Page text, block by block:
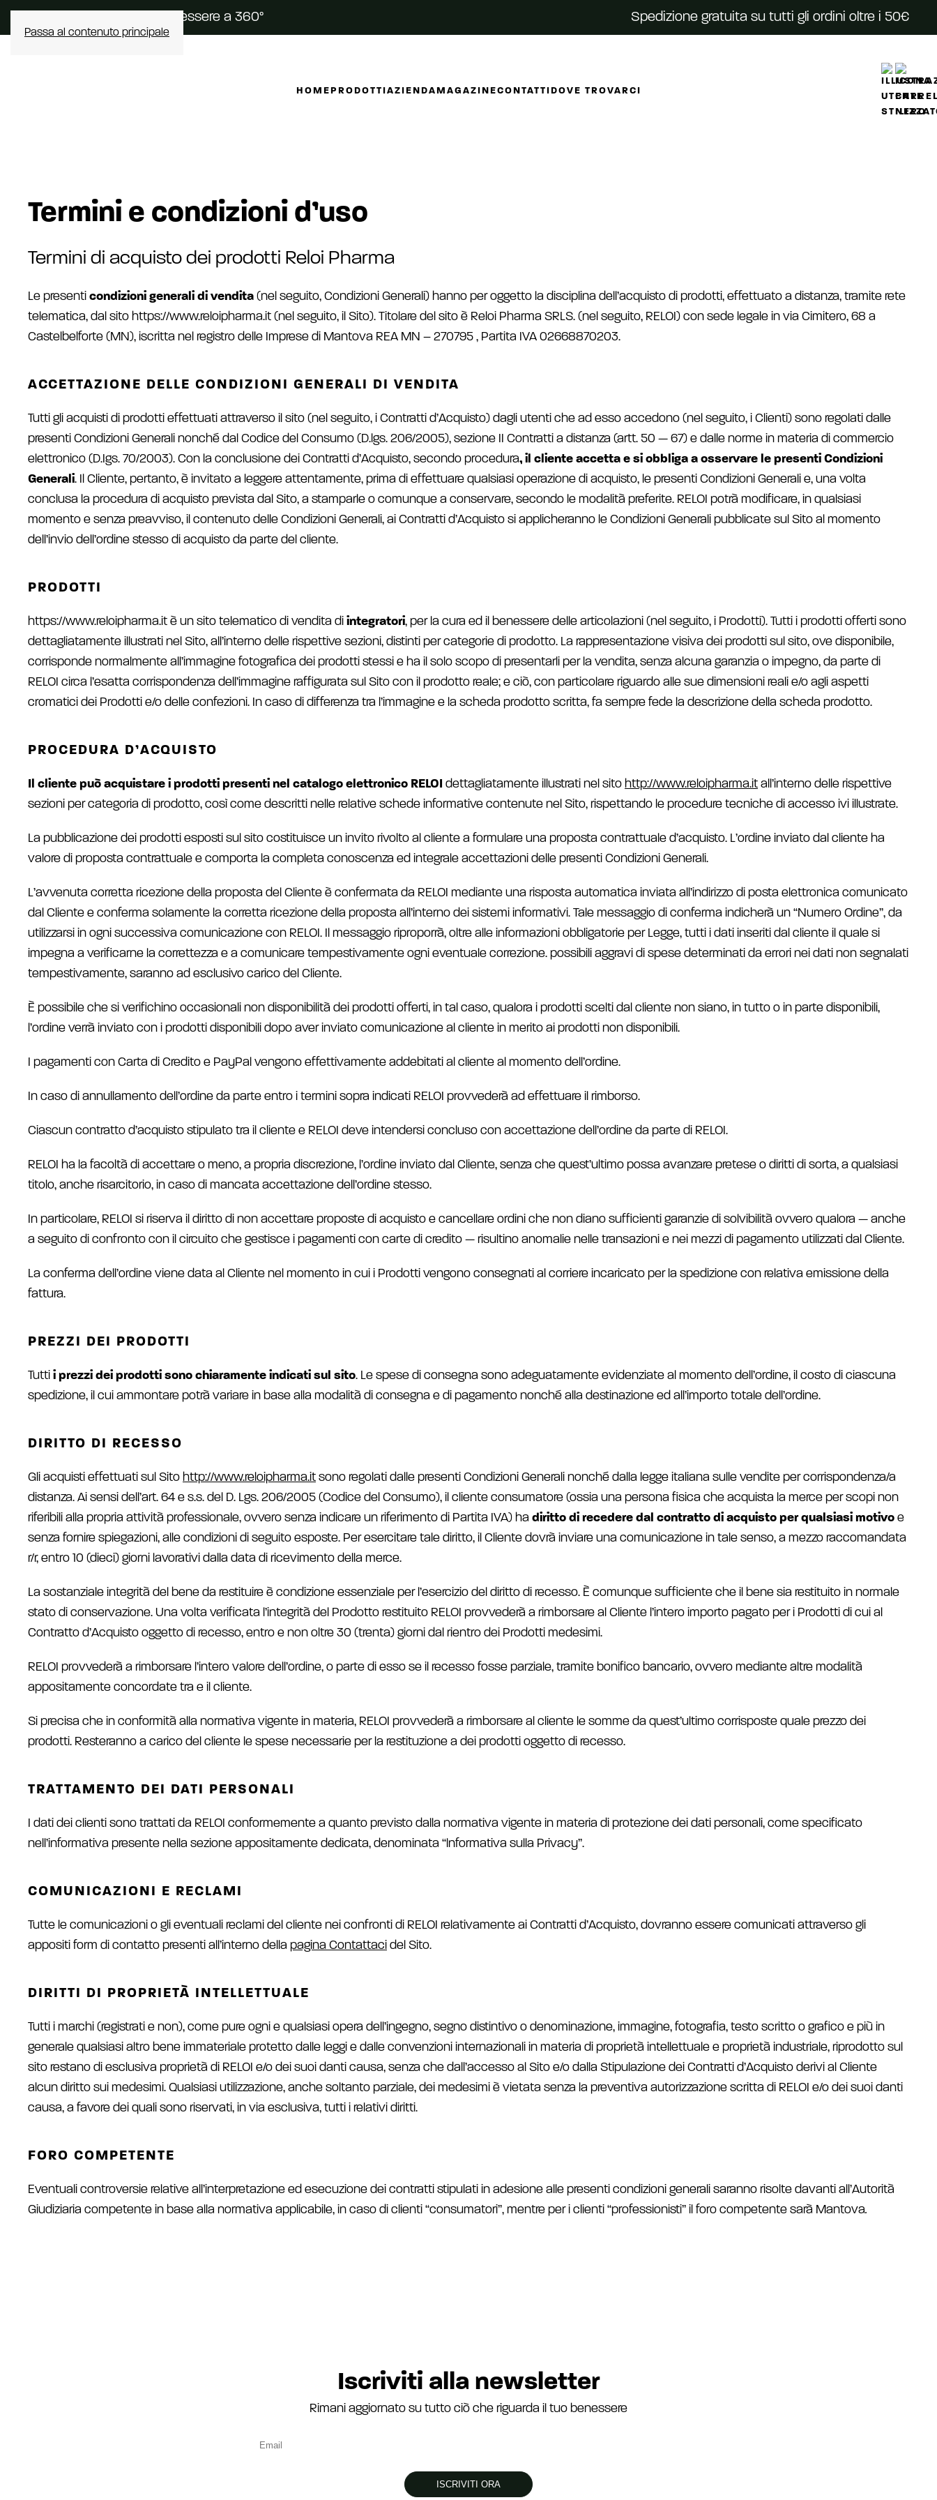
Passa al contenuto principale
Scopri il tuo rituale di benessere a 360° Spedizione gratuita su tutti gli ordini oltre i 50€
HOMEPRODOTTIAZIENDAMAGAZINECONTATTIDOVE TROVARCI
Termini e condizioni d’uso
Termini di acquisto dei prodotti Reloi Pharma
Le presenti condizioni generali di vendita (nel seguito, Condizioni Generali) hanno per oggetto la disciplina dell’acquisto di prodotti, effettuato a distanza, tramite rete
telematica, dal sito https://www.reloipharma.it (nel seguito, il Sito). Titolare del sito è Reloi Pharma SRLS. (nel seguito, RELOI) con sede legale in via Cimitero, 68 a
Castelbelforte (MN), iscritta nel registro delle Imprese di Mantova REA MN – 270795 , Partita IVA 02668870203.
ACCETTAZIONE DELLE CONDIZIONI GENERALI DI VENDITA
Tutti gli acquisti di prodotti effettuati attraverso il sito (nel seguito, i Contratti d’Acquisto) dagli utenti che ad esso accedono (nel seguito, i Clienti) sono regolati dalle
presenti Condizioni Generali nonché dal Codice del Consumo (D.lgs. 206/2005), sezione II Contratti a distanza (artt. 50 — 67) e dalle norme in materia di commercio
elettronico (D.Igs. 70/2003). Con la conclusione dei Contratti d’Acquisto, secondo procedura, il cliente accetta e si obbliga a osservare le presenti Condizioni
Generali. Il Cliente, pertanto, è invitato a leggere attentamente, prima di effettuare qualsiasi operazione di acquisto, le presenti Condizioni Generali e, una volta
conclusa la procedura di acquisto prevista dal Sito, a stamparle o comunque a conservare, secondo le modalità preferite. RELOI potrà modificare, in qualsiasi
momento e senza preavviso, il contenuto delle Condizioni Generali, ai Contratti d’Acquisto si applicheranno le Condizioni Generali pubblicate sul Sito al momento
dell’invio dell’ordine stesso di acquisto da parte del cliente.
PRODOTTI
https://www.reloipharma.it è un sito telematico di vendita di integratori, per la cura ed il benessere delle articolazioni (nel seguito, i Prodotti). Tutti i prodotti offerti sono
dettagliatamente illustrati nel Sito, all’interno delle rispettive sezioni, distinti per categorie di prodotto. La rappresentazione visiva dei prodotti sul sito, ove disponibile,
corrisponde normalmente all’immagine fotografica dei prodotti stessi e ha il solo scopo di presentarli per la vendita, senza alcuna garanzia o impegno, da parte di
RELOI circa l’esatta corrispondenza dell’immagine raffigurata sul Sito con il prodotto reale; e ciò, con particolare riguardo alle sue dimensioni reali e/o agli aspetti
cromatici dei Prodotti e/o delle confezioni. In caso di differenza tra l’immagine e la scheda prodotto scritta, fa sempre fede la descrizione della scheda prodotto.
PROCEDURA D’ACQUISTO
Il cliente può acquistare i prodotti presenti nel catalogo elettronico RELOI dettagliatamente illustrati nel sito http://www.reloipharma.it all’interno delle rispettive
sezioni per categoria di prodotto, così come descritti nelle relative schede informative contenute nel Sito, rispettando le procedure tecniche di accesso ivi illustrate.
La pubblicazione dei prodotti esposti sul sito costituisce un invito rivolto al cliente a formulare una proposta contrattuale d’acquisto. L’ordine inviato dal cliente ha
valore di proposta contrattuale e comporta la completa conoscenza ed integrale accettazioni delle presenti Condizioni Generali.
L’avvenuta corretta ricezione della proposta del Cliente è confermata da RELOI mediante una risposta automatica inviata all’indirizzo di posta elettronica comunicato
dal Cliente e conferma solamente la corretta ricezione della proposta all’interno dei sistemi informativi. Tale messaggio di conferma indicherà un “Numero Ordine”, da
utilizzarsi in ogni successiva comunicazione con RELOI. Il messaggio riproporrà, oltre alle informazioni obbligatorie per Legge, tutti i dati inseriti dal cliente il quale si
impegna a verificarne la correttezza e a comunicare tempestivamente ogni eventuale correzione. possibili aggravi di spese determinati da errori nei dati non segnalati
tempestivamente, saranno ad esclusivo carico del Cliente.
È possibile che si verifichino occasionali non disponibilità dei prodotti offerti, in tal caso, qualora i prodotti scelti dal cliente non siano, in tutto o in parte disponibili,
l’ordine verrà inviato con i prodotti disponibili dopo aver inviato comunicazione al cliente in merito ai prodotti non disponibili.
I pagamenti con Carta di Credito e PayPal vengono effettivamente addebitati al cliente al momento dell’ordine.
In caso di annullamento dell’ordine da parte entro i termini sopra indicati RELOI provvederà ad effettuare il rimborso.
Ciascun contratto d’acquisto stipulato tra il cliente e RELOI deve intendersi concluso con accettazione dell’ordine da parte di RELOI.
RELOI ha la facoltà di accettare o meno, a propria discrezione, l’ordine inviato dal Cliente, senza che quest’ultimo possa avanzare pretese o diritti di sorta, a qualsiasi
titolo, anche risarcitorio, in caso di mancata accettazione dell’ordine stesso.
In particolare, RELOI si riserva il diritto di non accettare proposte di acquisto e cancellare ordini che non diano sufficienti garanzie di solvibilità ovvero qualora — anche
a seguito di confronto con il circuito che gestisce i pagamenti con carte di credito — risultino anomalie nelle transazioni e nei mezzi di pagamento utilizzati dal Cliente.
La conferma dell’ordine viene data al Cliente nel momento in cui i Prodotti vengono consegnati al corriere incaricato per la spedizione con relativa emissione della
fattura.
PREZZI DEI PRODOTTI
Tutti i prezzi dei prodotti sono chiaramente indicati sul sito. Le spese di consegna sono adeguatamente evidenziate al momento dell’ordine, il costo di ciascuna
spedizione, il cui ammontare potrà variare in base alla modalità di consegna e di pagamento nonché alla destinazione ed all’importo totale dell’ordine.
DIRITTO DI RECESSO
Gli acquisti effettuati sul Sito http://www.reloipharma.it sono regolati dalle presenti Condizioni Generali nonché dalla legge italiana sulle vendite per corrispondenza/a
distanza. Ai sensi dell’art. 64 e s.s. del D. Lgs. 206/2005 (Codice del Consumo), il cliente consumatore (ossia una persona fisica che acquista la merce per scopi non
riferibili alla propria attività professionale, ovvero senza indicare un riferimento di Partita IVA) ha diritto di recedere dal contratto di acquisto per qualsiasi motivo e
senza fornire spiegazioni, alle condizioni di seguito esposte. Per esercitare tale diritto, il Cliente dovrà inviare una comunicazione in tale senso, a mezzo raccomandata
r/r, entro 10 (dieci) giorni lavorativi dalla data di ricevimento della merce.
La sostanziale integrità del bene da restituire è condizione essenziale per l’esercizio del diritto di recesso. È comunque sufficiente che il bene sia restituito in normale
stato di conservazione. Una volta verificata l’integrità del Prodotto restituito RELOI provvederà a rimborsare al Cliente l’intero importo pagato per i Prodotti di cui al
Contratto d’Acquisto oggetto di recesso, entro e non oltre 30 (trenta) giorni dal rientro dei Prodotti medesimi.
RELOI provvederà a rimborsare l’intero valore dell’ordine, o parte di esso se il recesso fosse parziale, tramite bonifico bancario, ovvero mediante altre modalità
appositamente concordate tra e il cliente.
Si precisa che in conformità alla normativa vigente in materia, RELOI provvederà a rimborsare al cliente le somme da quest’ultimo corrisposte quale prezzo dei
prodotti. Resteranno a carico del cliente le spese necessarie per la restituzione a dei prodotti oggetto di recesso.
TRATTAMENTO DEI DATI PERSONALI
I dati dei clienti sono trattati da RELOI conformemente a quanto previsto dalla normativa vigente in materia di protezione dei dati personali, come specificato
nell’informativa presente nella sezione appositamente dedicata, denominata “lnformativa sulla Privacy”.
COMUNICAZIONI E RECLAMI
Tutte le comunicazioni o gli eventuali reclami del cliente nei confronti di RELOI relativamente ai Contratti d’Acquisto, dovranno essere comunicati attraverso gli
appositi form di contatto presenti all’interno della pagina Contattaci del Sito.
DIRITTI DI PROPRIETÀ INTELLETTUALE
Tutti i marchi (registrati e non), come pure ogni e qualsiasi opera dell’ingegno, segno distintivo o denominazione, immagine, fotografia, testo scritto o grafico e più in
generale qualsiasi altro bene immateriale protetto dalle leggi e dalle convenzioni internazionali in materia di proprietà intellettuale e proprietà industriale, riprodotto sul
sito restano di esclusiva proprietà di RELOI e/o dei suoi danti causa, senza che dall’accesso al Sito e/o dalla Stipulazione dei Contratti d’Acquisto derivi al Cliente
alcun diritto sui medesimi. Qualsiasi utilizzazione, anche soltanto parziale, dei medesimi è vietata senza la preventiva autorizzazione scritta di RELOI e/o dei suoi danti
causa, a favore dei quali sono riservati, in via esclusiva, tutti i relativi diritti.
FORO COMPETENTE
Eventuali controversie relative all’interpretazione ed esecuzione dei contratti stipulati in adesione alle presenti condizioni generali saranno risolte davanti all’Autorità
Giudiziaria competente in base alla normativa applicabile, in caso di clienti “consumatori”, mentre per i clienti “professionisti” il foro competente sarà Mantova.
Iscriviti alla newsletter
Rimani aggiornato su tutto ciò che riguarda il tuo benessere
ISCRIVITI ORA